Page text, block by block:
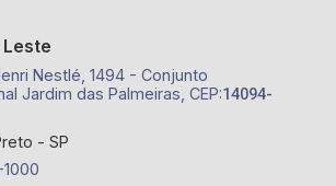
Nestlé, 1494 - Conjunto
Jardim das Palmeiras, CEP:14094-
- SP